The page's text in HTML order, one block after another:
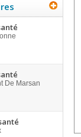
De Marsan